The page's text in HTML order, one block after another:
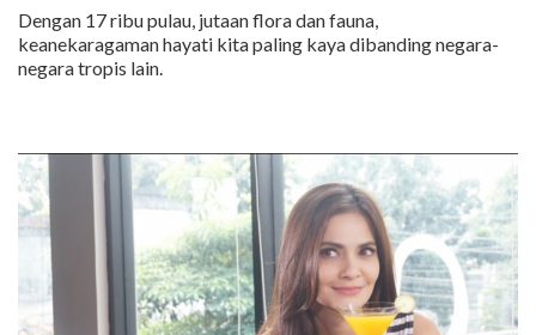
Dengan 17 ribu pulau, jutaan flora dan fauna,
keanekaragaman hayati kita paling kaya dibanding negara-
negara tropis lain.